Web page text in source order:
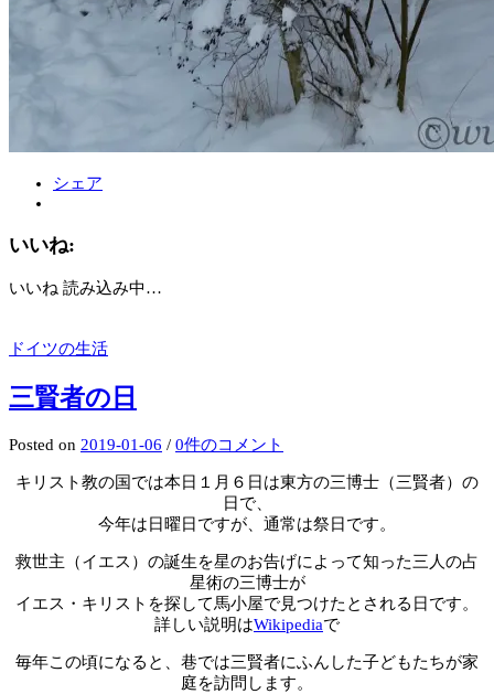
シェア
いいね:
いいね 読み込み中…
ドイツの生活
三賢者の日
Posted on 2019-01-06 / 0件のコメント
キリスト教の国では本日１月６日は東方の三博士（三賢者）の
日で、
今年は日曜日ですが、通常は祭日です。
救世主（イエス）の誕生を星のお告げによって知った三人の占
星術の三博士が
イエス・キリストを探して馬小屋で見つけたとされる日です。
詳しい説明はWikipediaで
毎年この頃になると、巷では三賢者にふんした子どもたちが家
庭を訪問します。